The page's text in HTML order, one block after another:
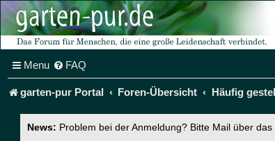
Menu FAQ
garten-pur Portal Foren-Übersicht Häufig
News: Problem bei der Anmeldung? Bitte Mail über das